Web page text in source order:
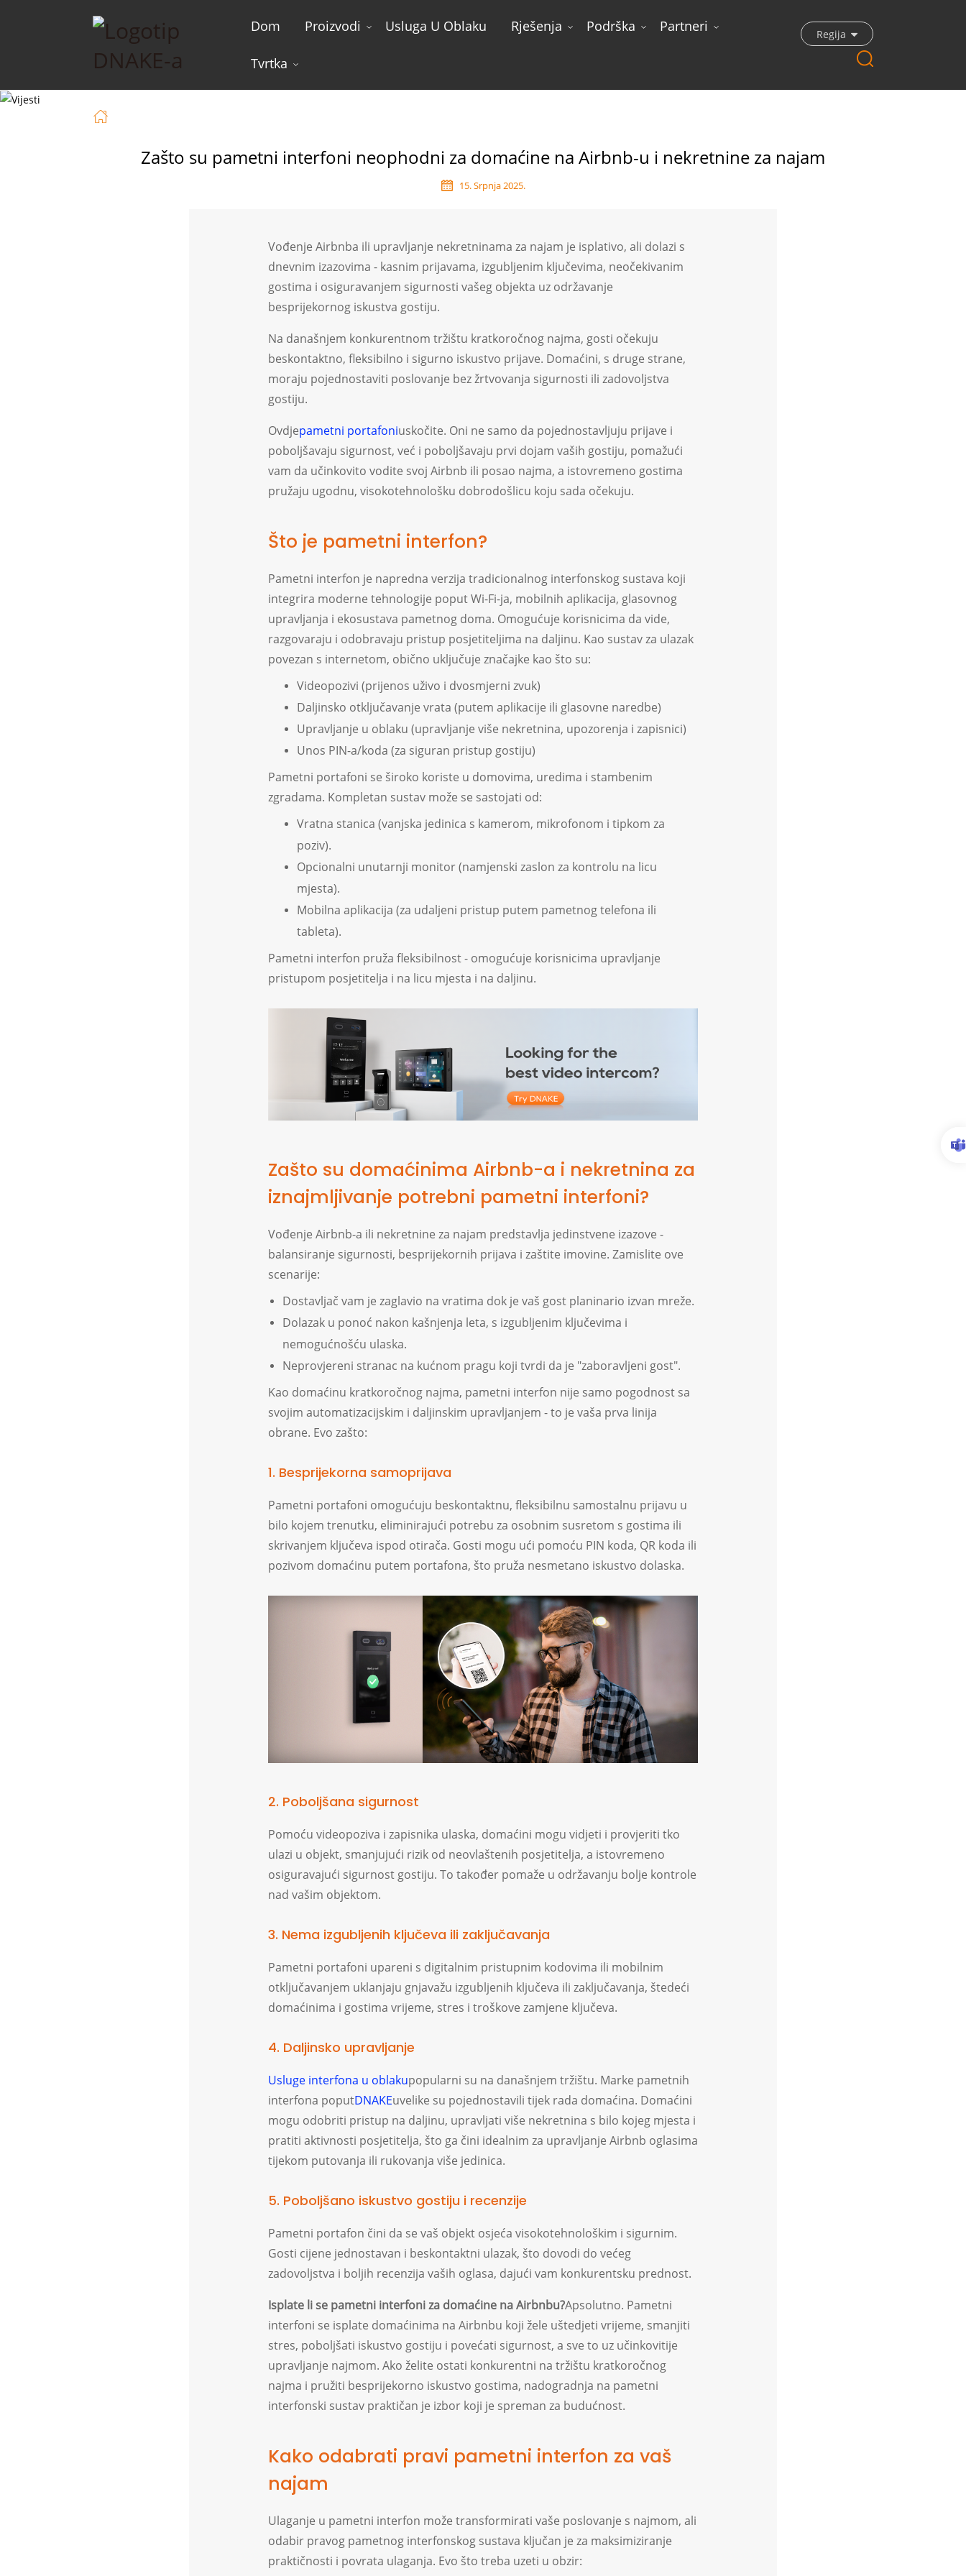
Dom Proizvodi Usluga U Oblaku Rješenja Podrška Partneri
Tvrtka
Regija
Zašto su pametni interfoni neophodni za domaćine na Airbnb-u i nekretnine za najam
15. Srpnja 2025.
Vođenje Airbnba ili upravljanje nekretninama za najam je isplativo, ali dolazi s
dnevnim izazovima - kasnim prijavama, izgubljenim ključevima, neočekivanim
gostima i osiguravanjem sigurnosti vašeg objekta uz održavanje
besprijekornog iskustva gostiju.
Na današnjem konkurentnom tržištu kratkoročnog najma, gosti očekuju
beskontaktno, fleksibilno i sigurno iskustvo prijave. Domaćini, s druge strane,
moraju pojednostaviti poslovanje bez žrtvovanja sigurnosti ili zadovoljstva
gostiju.
Ovdjepametni portafoniuskočite. Oni ne samo da pojednostavljuju prijave i
poboljšavaju sigurnost, već i poboljšavaju prvi dojam vaših gostiju, pomažući
vam da učinkovito vodite svoj Airbnb ili posao najma, a istovremeno gostima
pružaju ugodnu, visokotehnološku dobrodošlicu koju sada očekuju.
Što je pametni interfon?
Pametni interfon je napredna verzija tradicionalnog interfonskog sustava koji
integrira moderne tehnologije poput Wi-Fi-ja, mobilnih aplikacija, glasovnog
upravljanja i ekosustava pametnog doma. Omogućuje korisnicima da vide,
razgovaraju i odobravaju pristup posjetiteljima na daljinu. Kao sustav za ulazak
povezan s internetom, obično uključuje značajke kao što su:
Videopozivi (prijenos uživo i dvosmjerni zvuk)
Daljinsko otključavanje vrata (putem aplikacije ili glasovne naredbe)
Upravljanje u oblaku (upravljanje više nekretnina, upozorenja i zapisnici)
Unos PIN-a/koda (za siguran pristup gostiju)
Pametni portafoni se široko koriste u domovima, uredima i stambenim
zgradama. Kompletan sustav može se sastojati od:
Vratna stanica (vanjska jedinica s kamerom, mikrofonom i tipkom za
poziv).
Opcionalni unutarnji monitor (namjenski zaslon za kontrolu na licu
mjesta).
Mobilna aplikacija (za udaljeni pristup putem pametnog telefona ili
tableta).
Pametni interfon pruža fleksibilnost - omogućuje korisnicima upravljanje
pristupom posjetitelja i na licu mjesta i na daljinu.
Zašto su domaćinima Airbnb-a i nekretnina za
iznajmljivanje potrebni pametni interfoni?
Vođenje Airbnb-a ili nekretnine za najam predstavlja jedinstvene izazove -
balansiranje sigurnosti, besprijekornih prijava i zaštite imovine. Zamislite ove
scenarije:
Dostavljač vam je zaglavio na vratima dok je vaš gost planinario izvan mreže.
Dolazak u ponoć nakon kašnjenja leta, s izgubljenim ključevima i
nemogućnošću ulaska.
Neprovjereni stranac na kućnom pragu koji tvrdi da je "zaboravljeni gost".
Kao domaćinu kratkoročnog najma, pametni interfon nije samo pogodnost sa
svojim automatizacijskim i daljinskim upravljanjem - to je vaša prva linija
obrane. Evo zašto:
1. Besprijekorna samoprijava
Pametni portafoni omogućuju beskontaktnu, fleksibilnu samostalnu prijavu u
bilo kojem trenutku, eliminirajući potrebu za osobnim susretom s gostima ili
skrivanjem ključeva ispod otirača. Gosti mogu ući pomoću PIN koda, QR koda ili
pozivom domaćinu putem portafona, što pruža nesmetano iskustvo dolaska.
2. Poboljšana sigurnost
Pomoću videopoziva i zapisnika ulaska, domaćini mogu vidjeti i provjeriti tko
ulazi u objekt, smanjujući rizik od neovlaštenih posjetitelja, a istovremeno
osiguravajući sigurnost gostiju. To također pomaže u održavanju bolje kontrole
nad vašim objektom.
3. Nema izgubljenih ključeva ili zaključavanja
Pametni portafoni upareni s digitalnim pristupnim kodovima ili mobilnim
otključavanjem uklanjaju gnjavažu izgubljenih ključeva ili zaključavanja, štedeći
domaćinima i gostima vrijeme, stres i troškove zamjene ključeva.
4. Daljinsko upravljanje
Usluge interfona u oblakupopularni su na današnjem tržištu. Marke pametnih
interfona poputDNAKEuvelike su pojednostavili tijek rada domaćina. Domaćini
mogu odobriti pristup na daljinu, upravljati više nekretnina s bilo kojeg mjesta i
pratiti aktivnosti posjetitelja, što ga čini idealnim za upravljanje Airbnb oglasima
tijekom putovanja ili rukovanja više jedinica.
5. Poboljšano iskustvo gostiju i recenzije
Pametni portafon čini da se vaš objekt osjeća visokotehnološkim i sigurnim.
Gosti cijene jednostavan i beskontaktni ulazak, što dovodi do većeg
zadovoljstva i boljih recenzija vaših oglasa, dajući vam konkurentsku prednost.
Isplate li se pametni interfoni za domaćine na Airbnbu?Apsolutno. Pametni
interfoni se isplate domaćinima na Airbnbu koji žele uštedjeti vrijeme, smanjiti
stres, poboljšati iskustvo gostiju i povećati sigurnost, a sve to uz učinkovitije
upravljanje najmom. Ako želite ostati konkurentni na tržištu kratkoročnog
najma i pružiti besprijekorno iskustvo gostima, nadogradnja na pametni
interfonski sustav praktičan je izbor koji je spreman za budućnost.
Kako odabrati pravi pametni interfon za vaš
najam
Ulaganje u pametni interfon može transformirati vaše poslovanje s najmom, ali
odabir pravog pametnog interfonskog sustava ključan je za maksimiziranje
praktičnosti i povrata ulaganja. Evo što treba uzeti u obzir: